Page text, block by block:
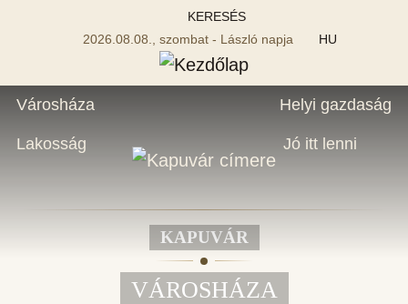
KERESÉS
2026.08.08., szombat - László napja
HU
Városháza
Lakosság
Helyi gazdaság
Jó itt lenni
KAPUVÁR
VÁROSHÁZA